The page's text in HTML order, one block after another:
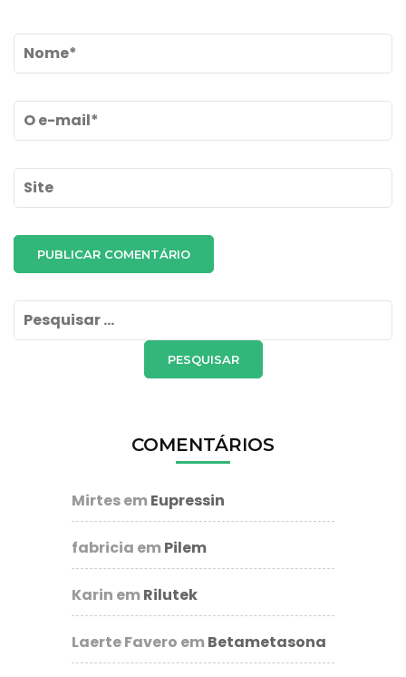
Name*
Email*
Site
Pesquisar
por:
COMENTÁRIOS
Mirtesem Eupressin
fabricia em Pilem
Karin em Rilutek
Laerte Favero em Betametasona